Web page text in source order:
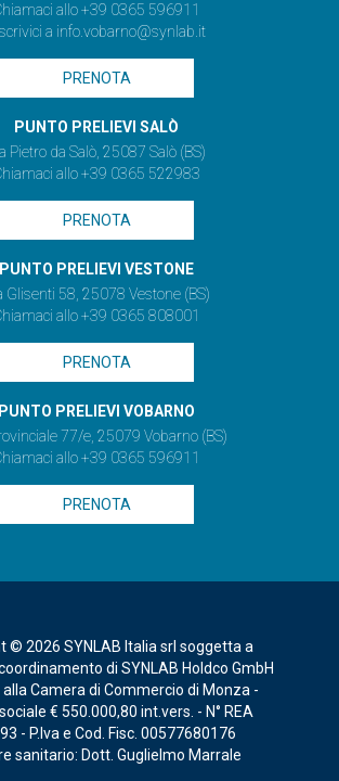
allo +39 0365 596911
a info.vobarno@synlab.it
PRENOTA
PUNTO PRELIEVI SALÒ
Pietro da Salò, 25087 Salò (BS)
allo +39 0365 522983
PRENOTA
PUNTO PRELIEVI VESTONE
Glisenti 58, 25078 Vestone (BS)
allo +39 0365 808001
PRENOTA
PUNTO PRELIEVI VOBARNO
77/e, 25079 Vobarno (BS)
allo +39 0365 596911
PRENOTA
© 2026 SYNLAB Italia srl soggetta a
di SYNLAB Holdco GmbH
alla Camera di Commercio di Monza -
€ 550.000,80 int.vers. - N° REA
- P.Iva e Cod. Fisc. 00577680176
sanitario: Dott. Guglielmo Marrale